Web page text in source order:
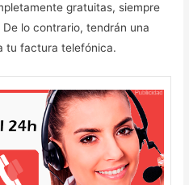
gratuitas, siempre
lo contrario, tendrán una
tu factura telefónica.